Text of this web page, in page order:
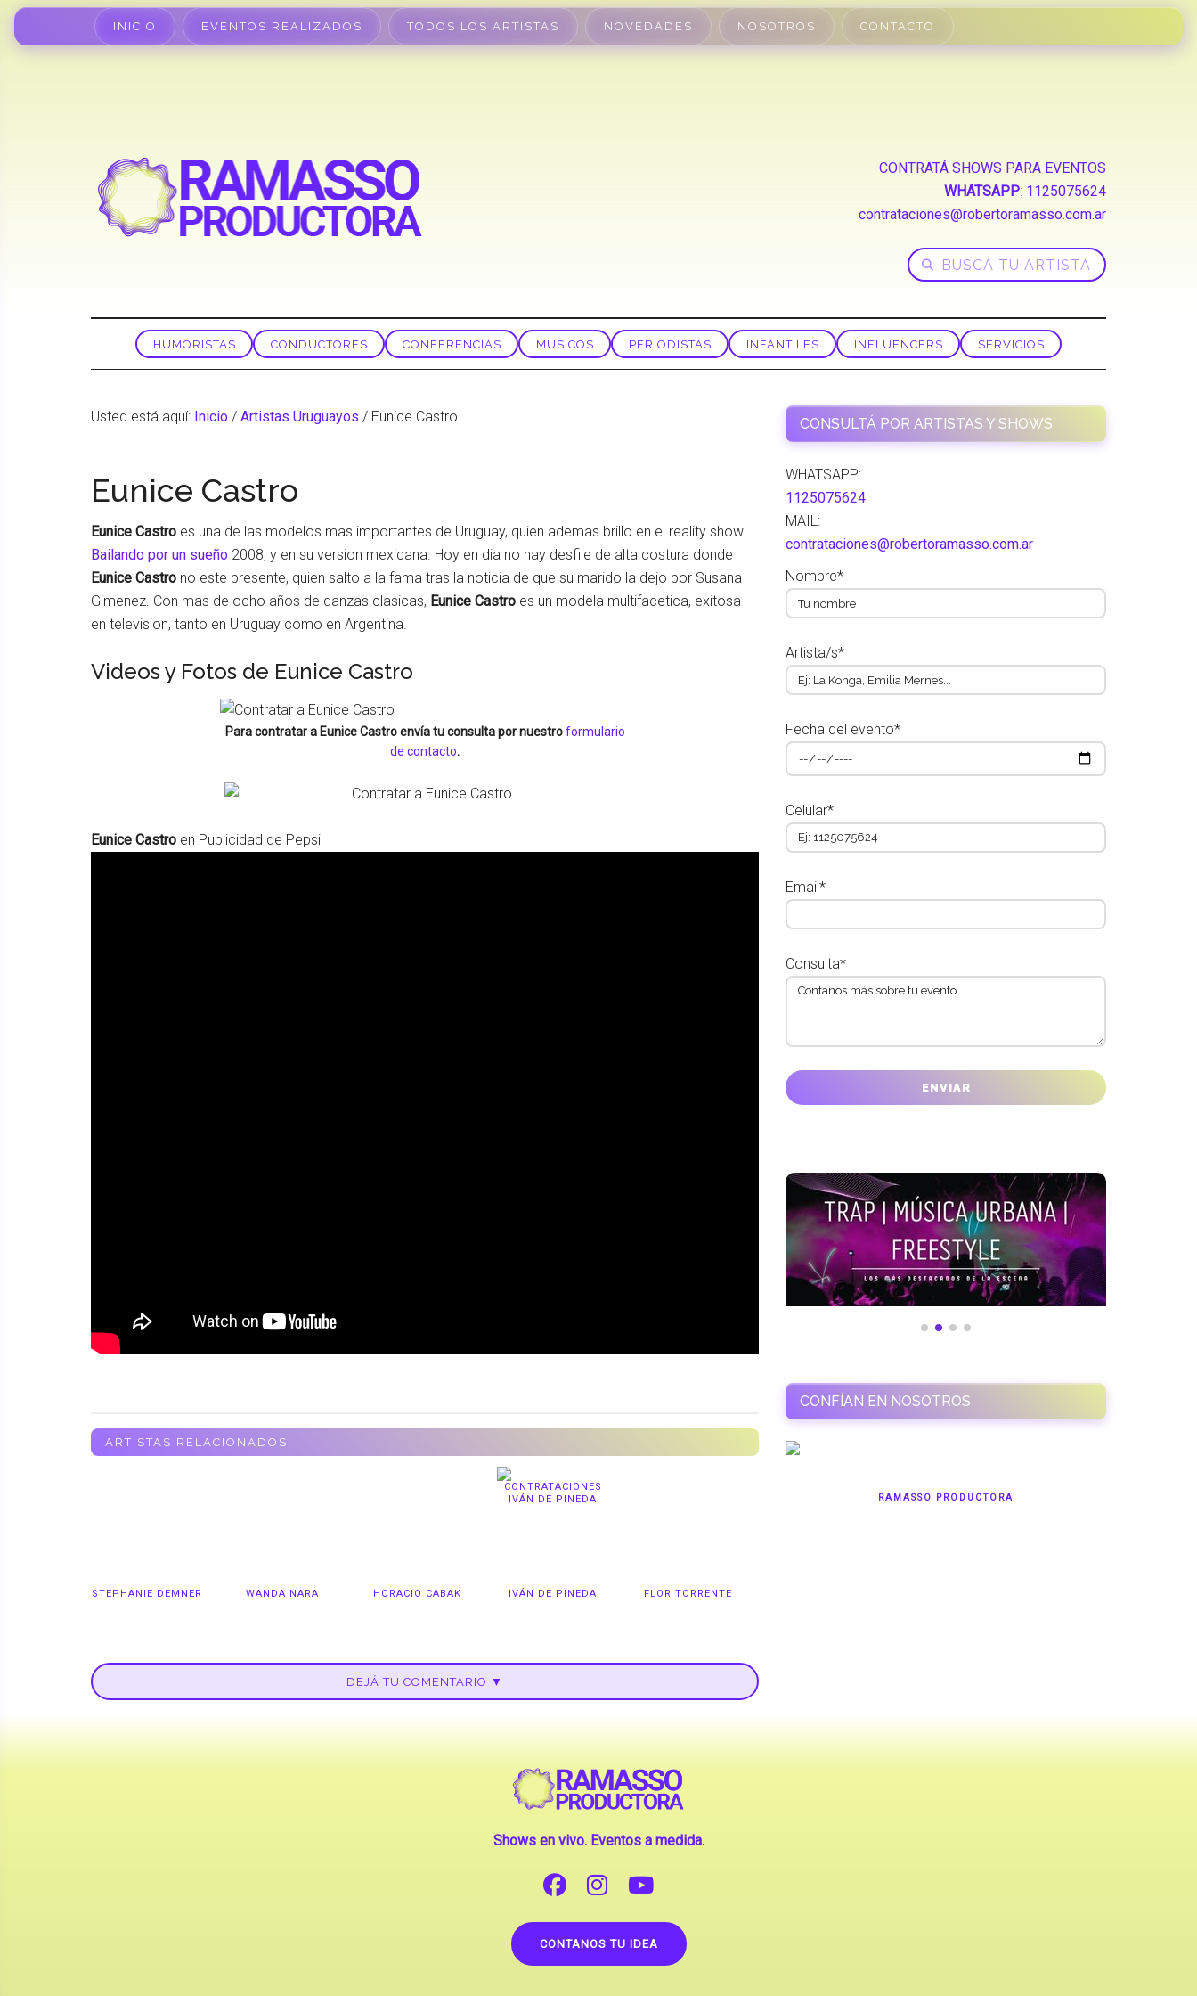
INICIO EVENTOS REALIZADOS TODOS LOS ARTISTAS NOVEDADES NOSOTROS CONTACTO
CONTRATÁ SHOWS PARA EVENTOS
WHATSAPP: 1125075624
contrataciones@robertoramasso.com.ar
HUMORISTAS CONDUCTORES CONFERENCIAS MUSICOS PERIODISTAS INFANTILES INFLUENCERS SERVICIOS
Usted está aquí: Inicio / Artistas Uruguayos / Eunice Castro
Eunice Castro
Eunice Castro es una de las modelos mas importantes de Uruguay, quien ademas brillo en el reality show
Bailando por un sueño 2008, y en su version mexicana. Hoy en dia no hay desfile de alta costura donde
Eunice Castro no este presente, quien salto a la fama tras la noticia de que su marido la dejo por Susana
Gimenez. Con mas de ocho años de danzas clasicas, Eunice Castro es un modela multifacetica, exitosa
en television, tanto en Uruguay como en Argentina.
Videos y Fotos de Eunice Castro
Para contratar a Eunice Castroenvía tu consulta por nuestroformulario
de contacto.
Eunice Castro en Publicidad de Pepsi
ARTISTAS RELACIONADOS
STEPHANIE DEMNER WANDA NARA HORACIO CABAK IVÁN DE PINEDA FLOR TORRENTE
DEJÁ TU COMENTARIO ▼
CONSULTÁ POR ARTISTAS Y SHOWS
WHATSAPP:
1125075624
MAIL:
contrataciones@robertoramasso.com.ar
Nombre*
Artista/s*
Fecha del evento*
Celular*
Email*
Consulta*
CONFÍAN EN NOSOTROS
RAMASSO PRODUCTORA
Shows en vivo. Eventos a medida.
CONTANOS TU IDEA